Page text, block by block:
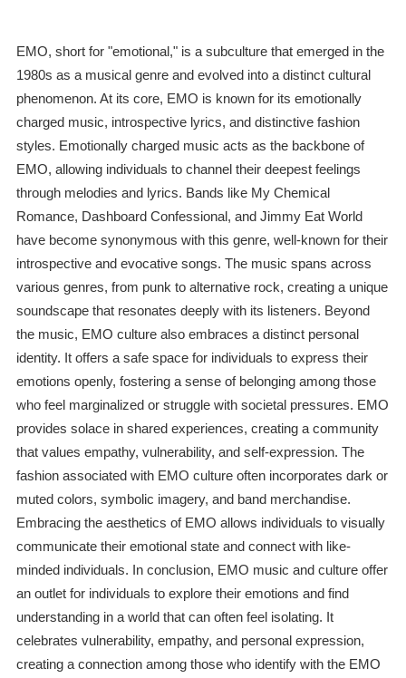
EMO, short for "emotional," is a subculture that emerged in the
1980s as a musical genre and evolved into a distinct cultural
phenomenon. At its core, EMO is known for its emotionally
charged music, introspective lyrics, and distinctive fashion
styles. Emotionally charged music acts as the backbone of
EMO, allowing individuals to channel their deepest feelings
through melodies and lyrics. Bands like My Chemical
Romance, Dashboard Confessional, and Jimmy Eat World
have become synonymous with this genre, well-known for their
introspective and evocative songs. The music spans across
various genres, from punk to alternative rock, creating a unique
soundscape that resonates deeply with its listeners. Beyond
the music, EMO culture also embraces a distinct personal
identity. It offers a safe space for individuals to express their
emotions openly, fostering a sense of belonging among those
who feel marginalized or struggle with societal pressures. EMO
provides solace in shared experiences, creating a community
that values empathy, vulnerability, and self-expression. The
fashion associated with EMO culture often incorporates dark or
muted colors, symbolic imagery, and band merchandise.
Embracing the aesthetics of EMO allows individuals to visually
communicate their emotional state and connect with like-
minded individuals. In conclusion, EMO music and culture offer
an outlet for individuals to explore their emotions and find
understanding in a world that can often feel isolating. It
celebrates vulnerability, empathy, and personal expression,
creating a connection among those who identify with the EMO